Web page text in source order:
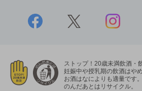
ストップ！20歳未満飲酒・
妊娠中や授乳期の飲酒はや
お酒はなによりも適量です。
のんだあとはリサイクル。